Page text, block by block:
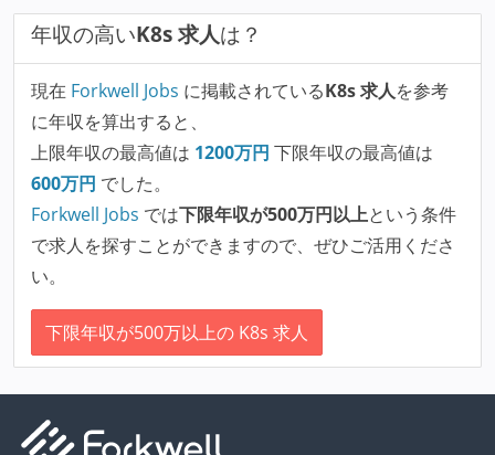
年収の高いK8s 求人は？
現在 Forkwell Jobs に掲載されているK8s 求人を参考
に年収を算出すると、
上限年収の最高値は 1200万円 下限年収の最高値は
600万円 でした。
Forkwell Jobs では下限年収が500万円以上という条件
で求人を探すことができますので、ぜひご活用くださ
い。
下限年収が500万以上の K8s 求人